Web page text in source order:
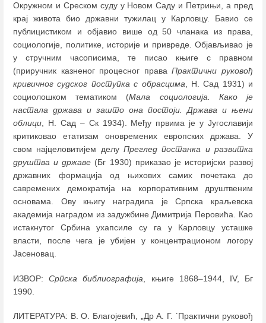
Окружном и Среском суду у Новом Саду и Петрињи, а пред
крај живота био државни тужилац у Карловцу. Бавио се
публицистиком и објавио више од 50 чланака из права,
социологије, политике, историје и привреде. Објављивао је
у стручним часописима, те писао књиге с правном
(приручник казненог процесног праваПрактични руковођ
кривичног судског поступка с обрасцима, Н. Сад 1931) и
социолошком тематиком (Мала социологија. Како је
настала држава и зашто она постоји. Држава и њени
облици, Н. Сад –Ск 1934). Међу првима је у Југославији
критиковао етатизам оновремених европских држава. У
свом најцеловитијем делу Преглед постанка и развитка
друштва и државе (Бг 1930) приказао је историјски развој
државних формација од њихових самих почетака до
савремених демократија на корпоративним друштвеним
основама. Ову књигу наградила је Српска краљевска
академија наградом из задужбине Димитрија Перовића. Као
истакнутог Србина ухапсиле су га у Карловцу усташке
власти, после чега је убијен у концентрационом логору
Јасеновац.
ИЗВОР:Српска библиографија , књиге 1868–1944, IV, Бг
1990.
ЛИТЕРАТУРА: В. О. Благојевић, „Др А. Г. ʹПрактични руковођ